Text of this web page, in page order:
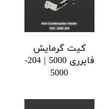
کیت گرمایش
فایرری 5000 | 204-
5000